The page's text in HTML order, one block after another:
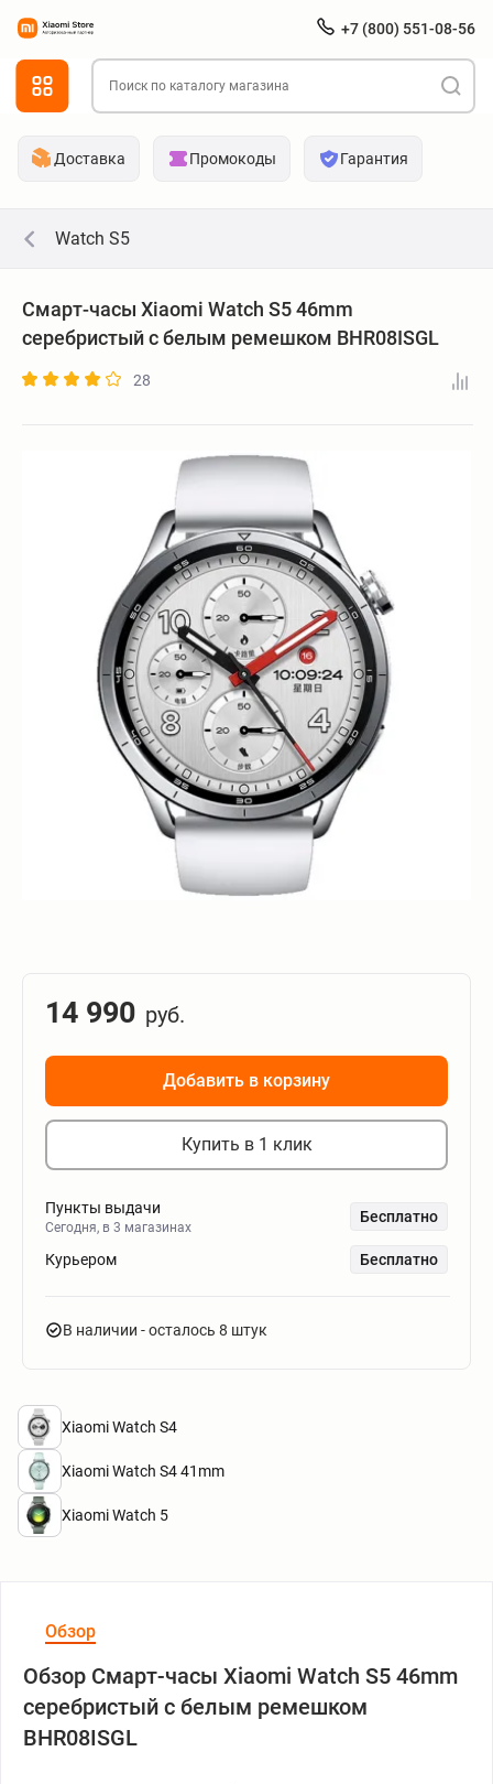
+7 (800) 551-08-56
Доставка Промокоды Гарантия
Watch S5
Смарт-часы Xiaomi Watch S5 46mm
серебристый с белым ремешком BHR08ISGL
28
14 990 руб.
Добавить в корзину
Купить в 1 клик
Пункты выдачи
Сегодня, в 3 магазинах
Бесплатно
Курьером Бесплатно
В наличии - осталось 8 штук
Xiaomi Watch S4
Xiaomi Watch S4 41mm
Xiaomi Watch 5
Обзор
Обзор Смарт-часы Xiaomi Watch S5 46mm
серебристый с белым ремешком
BHR08ISGL